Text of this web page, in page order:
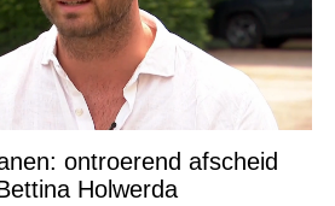
ontroerend afscheid
Holwerda